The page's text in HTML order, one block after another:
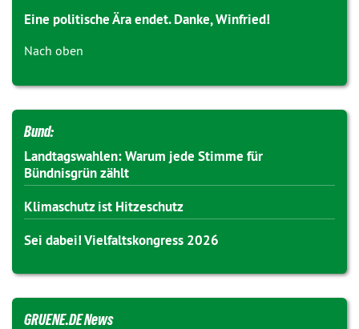
Eine politische Ära endet. Danke, Winfried!
Nach oben
Bund:
Landtagswahlen: Warum jede Stimme für
Bündnisgrün zählt
Klimaschutz ist Hitzeschutz
Sei dabei! Vielfaltskongress 2026
GRUENE.DE News